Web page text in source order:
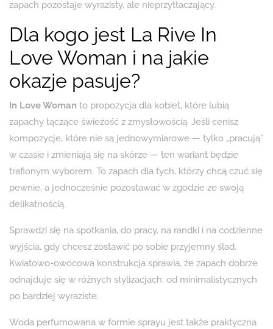
zapach pozostaje wyrazisty, ale nieprzytłaczający.
Dla kogo jest La Rive In
Love Woman i na jakie
okazje pasuje?
In Love Woman to propozycja dla kobiet, które lubią
zapachy łączące świeżość z zmysłowością. Jeśli cenisz
kompozycje, które nie są jednowymiarowe — tylko „pracują”
w czasie i zmieniają się na skórze — ten wariant będzie
trafionym wyborem. To zapach dla tych, którzy chcą czuć się
pewnie, a jednocześnie pozostawać w zgodzie ze swoją
delikatnością.
Sprawdzi się na spotkania, do pracy, na randki i na codzienne
wyjścia, gdy chcesz zostawić po sobie przyjemny ślad.
Kwiatowo-owocowa konstrukcja sprawia, że zapach dobrze
odnajduje się w różnych stylizacjach: od minimalistycznych
po bardziej wyraziste.
Woda perfumowana w formie sprayu jest także praktyczna